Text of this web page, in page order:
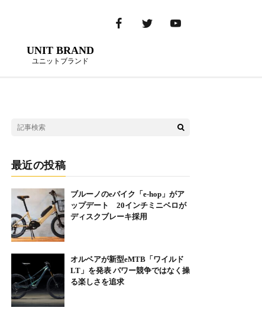
UNIT BRAND
ユニットブランド
最近の投稿
ブルーノのeバイク「e-hop」がア
ップデート 20インチミニベロが
ディスクブレーキ採用
オルベアが新型eMTB「ワイルド
LT」を発表 パワー競争ではなく操
る楽しさを追求